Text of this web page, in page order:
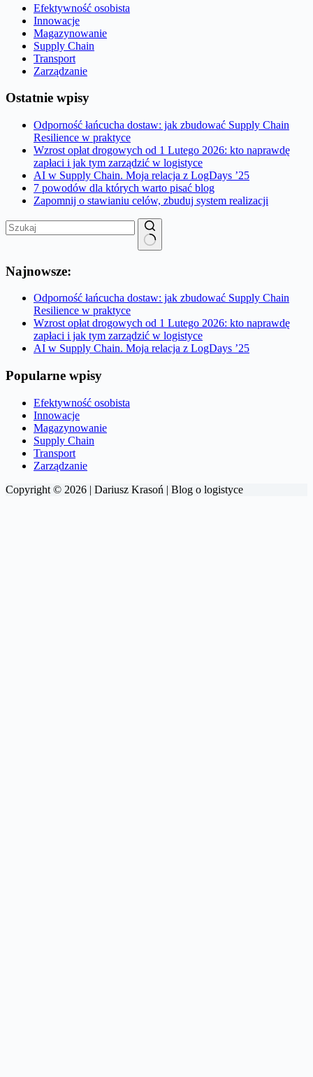
Efektywność osobista
Innowacje
Magazynowanie
Supply Chain
Transport
Zarządzanie
Ostatnie wpisy
Odporność łańcucha dostaw: jak zbudować Supply Chain
Resilience w praktyce
Wzrost opłat drogowych od 1 Lutego 2026: kto naprawdę
zapłaci i jak tym zarządzić w logistyce
AI w Supply Chain. Moja relacja z LogDays ’25
7 powodów dla których warto pisać blog
Zapomnij o stawianiu celów, zbuduj system realizacji
wyników
Najnowsze:
Odporność łańcucha dostaw: jak zbudować Supply Chain
Resilience w praktyce
Wzrost opłat drogowych od 1 Lutego 2026: kto naprawdę
zapłaci i jak tym zarządzić w logistyce
AI w Supply Chain. Moja relacja z LogDays ’25
Popularne wpisy
Efektywność osobista
Innowacje
Magazynowanie
Supply Chain
Transport
Zarządzanie
Copyright © 2026 | Dariusz Krasoń | Blog o logistyce